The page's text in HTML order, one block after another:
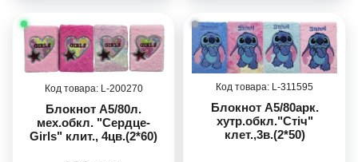
200270
Блокнот А5/80л.
мех.обкл. "Сердце-
Girls" клит., 4цв.(2*60)
311595
Блокнот А5/80арк.
хутр.обкл."Стіч"
клет.,3в.(2*50)